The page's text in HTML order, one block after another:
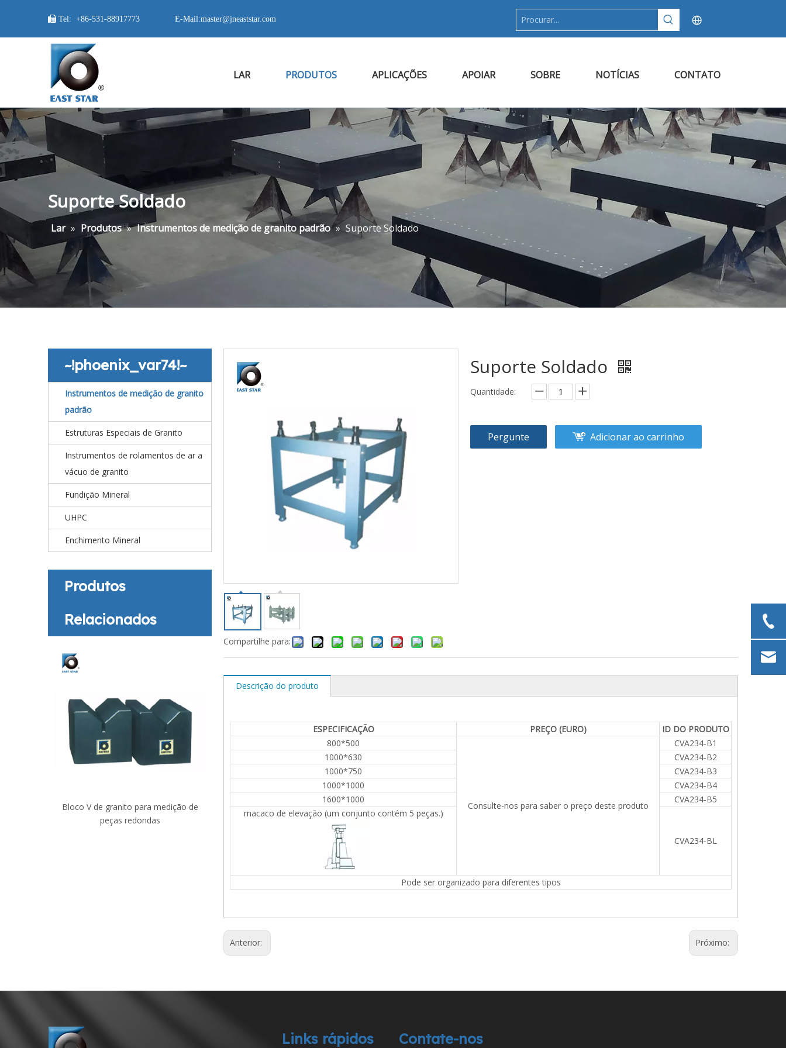
 Tel: +86-531-88917773 E-Mail:master@jneaststar.com
LAR PRODUTOS APLICAÇÕES APOIAR SOBRE NOTÍCIAS CONTATO
Suporte Soldado
Lar » Produtos » Instrumentos de medição de granito padrão » Suporte Soldado
~!phoenix_var74!~
Instrumentos de medição de granito
padrão
Estruturas Especiais de Granito
Instrumentos de rolamentos de ar a
vácuo de granito
Fundição Mineral
UHPC
Enchimento Mineral
Produtos
Relacionados
Bloco V de granito para medição de
peças redondas
Cubo de granito preto de precisão para
ângulo reto
Ferramenta de medição de régua
paralela de granito preto de precisão
Placa de superfície de granito preto de
Placa de
Compartilhe para:
Suporte Soldado
Quantidade:
Pergunte Adicionar ao carrinho
Descrição do produto
ESPECIFICAÇÃO PREÇO (EURO)
ID DO PRODUTO
800*500
Consulte-nos para saber o preço deste produto
CVA234-B1
1000*630
CVA234-B2
1000*750
CVA234-B3
1000*1000
CVA234-B4
1600*1000
CVA234-B5
macaco de elevação (um conjunto contém 5 peças.)
CVA234-BL
Pode ser organizado para diferentes tipos
Anterior: Próximo:
Links rápidos Contate-nos